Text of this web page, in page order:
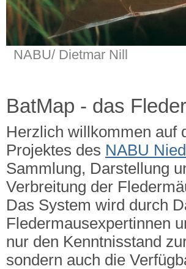
NABU/ Dietmar Nill
BatMap - das
Herzlich willkommen auf
Projektes des NABU
Sammlung, Darstellung
Verbreitung der
Das System wird durch
Fledermausexpertinnen
nur den Kenntnisstand
sondern auch die